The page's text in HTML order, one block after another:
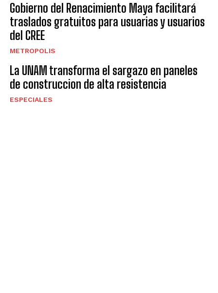
Gobierno del Renacimiento Maya facilitará
traslados gratuitos para usuarias y usuarios
del CREE
METROPOLIS
La UNAM transforma el sargazo en paneles
de construccion de alta resistencia
ESPECIALES